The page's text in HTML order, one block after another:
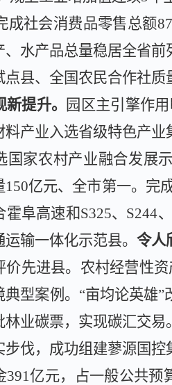
成社会消费品零售总额
、水产品总量稳居全省
点县、全国农民合作社质
提升。
园区主引擎作
料产业入选省级特色产
国家农村产业融合发展
150亿元、全市第一。完
霍阜高速和S325、 S244、
输一体化示范县。 令人
价先进县。农村经营性资
典型案例。“亩均论英雄
林业碳票， 实现碳汇交易
伐，成功组建蓼源国控
391亿元，占一般公共预